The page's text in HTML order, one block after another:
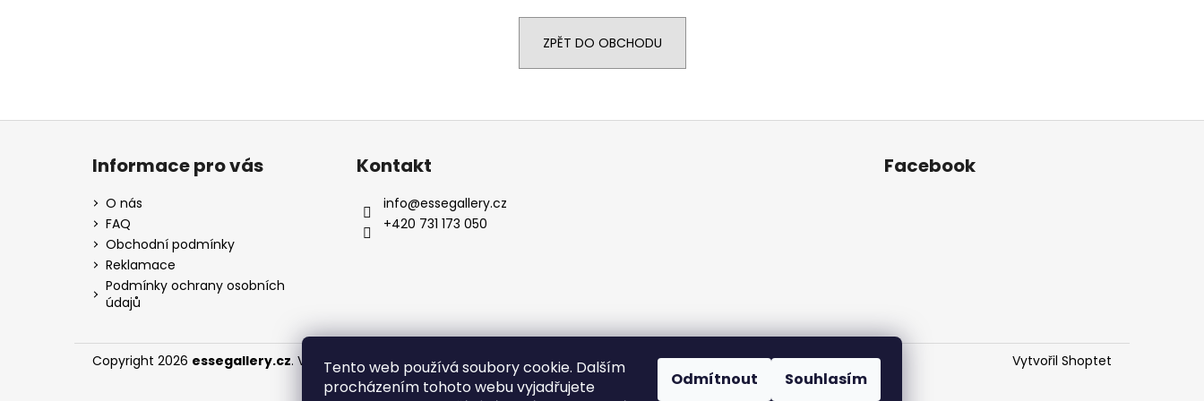
Tento web používá soubory cookie. Dalším
procházením tohoto webu vyjadřujete
Odmítnout Souhlasím
ZPĚT DO OBCHODU
Z
Informace pro vás
O nás
FAQ
Obchodní podmínky
Reklamace
Podmínky ochrany osobních
údajů
Kontakt
info@essegallery.cz
+420 731 173 050
Facebook
Vytvořil Shoptet
Copyright 2026 essegallery.cz. Všechna práva vyhrazena.